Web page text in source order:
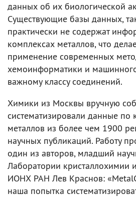
данных об их биологической
Существующие базы данных,
практически не содержат
комплексах металлов, что
применение современных
хемоинформатики и
важному классу соединений.
Химики из Москвы вручную
систематизировали данные по
металлов из более чем 1900
научных публикаций. Работу
один из авторов, младший
Лаборатории кристаллохимии
ИОНХ РАН Лев Краснов:
наша попытка